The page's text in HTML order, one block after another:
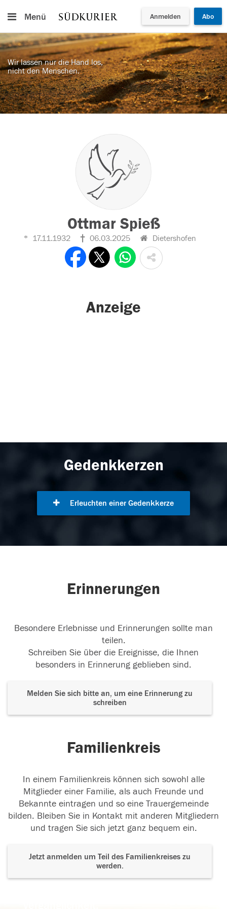
Menü Anmelden Abo
Wir lassen nur die Hand los,
nicht den Menschen.
Ottmar Spieß
17.11.1932 06.03.2025 Dietershofen
Anzeige
Gedenkkerzen
Erleuchten einer Gedenkkerze
Erinnerungen
Besondere Erlebnisse und Erinnerungen sollte man
teilen.
Schreiben Sie über die Ereignisse, die Ihnen
besonders in Erinnerung geblieben sind.
Melden Sie sich bitte an, um eine Erinnerung zu
schreiben
Familienkreis
In einem Familienkreis können sich sowohl alle
Mitglieder einer Familie, als auch Freunde und
Bekannte eintragen und so eine Trauergemeinde
bilden. Bleiben Sie in Kontakt mit anderen Mitgliedern
und tragen Sie sich jetzt ganz bequem ein.
Jetzt anmelden um Teil des Familienkreises zu
werden.